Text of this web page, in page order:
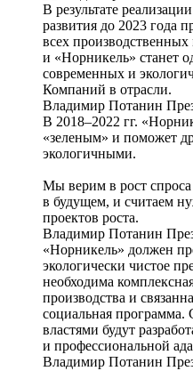
В результате
развития до 2023 года
всех
и «Норникель» станет
современных и
Компаний в отрасли.
Владимир Потанин
В 2018–2022 гг.
«зеленым» и поможет
экологичными.
Мы верим в рост
в будущем, и считаем
проектов роста.
Владимир Потанин
«Норникель» должен
экологически чистое
необходима
производства и
социальная
властями будут
и профессиональной
Владимир Потанин